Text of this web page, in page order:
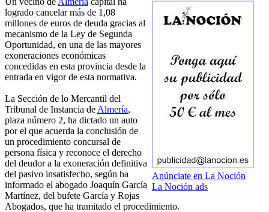
Anúnciate en La Noción
La Noción ads
logrado cancelar más de 1,08
millones de euros de deuda gracias al
mecanismo de la Ley de Segunda
Oportunidad, en una de las mayores
exoneraciones económicas
concedidas en esta provincia desde la
entrada en vigor de esta normativa.
La Sección de lo Mercantil del
Tribunal de Instancia de Almería,
plaza número 2, ha dictado un auto
por el que acuerda la conclusión de
un procedimiento concursal de
persona física y reconoce el derecho
del deudor a la exoneración definitiva
del pasivo insatisfecho, según ha
informado el abogado Joaquín García
Martínez, del bufete García y Rojas
Abogados, que ha tramitado el procedimiento.